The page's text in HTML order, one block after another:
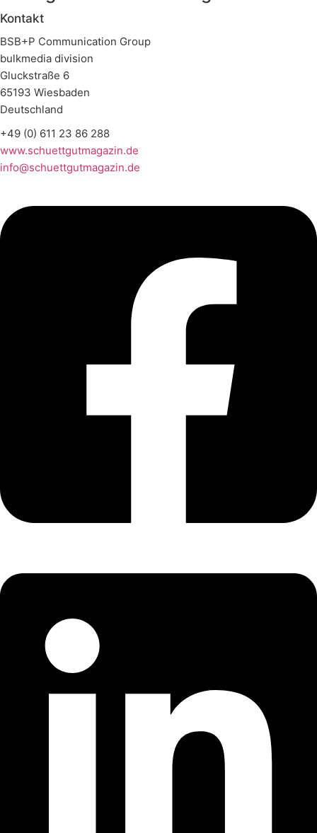
Kontakt
BSB+P Communication Group
bulkmedia division
Gluckstraße 6
65193 Wiesbaden
Deutschland
+49 (0) 611 23 86 288
www.schuettgutmagazin.de
info@schuettgutmagazin.de